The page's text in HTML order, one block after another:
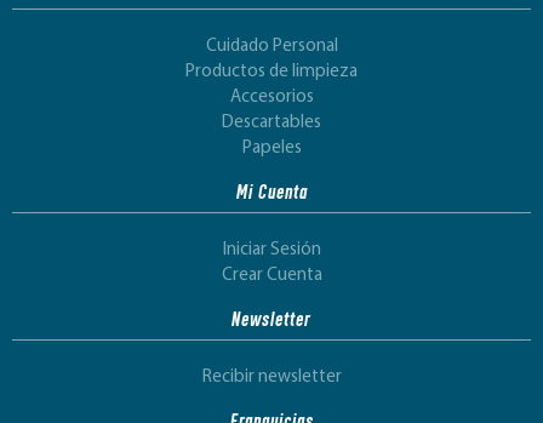
Cuidado Personal
Productos de limpieza
Accesorios
Descartables
Papeles
Mi Cuenta
Iniciar Sesión
Crear Cuenta
Newsletter
Recibir newsletter